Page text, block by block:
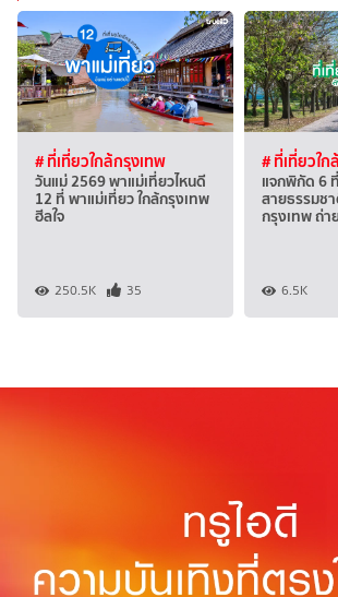
# ที่เที่ยวใกล้กรุงเทพ
วันแม่ 2569 พาแม่เที่ยวไหนดี
12 ที่ พาแม่เที่ยว ใกล้กรุงเทพ
ฮีลใจ
250.5K 35
# ที่เที่ยวใ
แจกพิกัด 6
สายธรรมช
กรุงเทพ ถ่า
6.5K